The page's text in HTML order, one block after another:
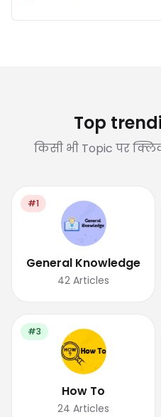
Top
किसी भी Topic पर
#1
General Knowledge
42 Articles
#3
How To
24 Articles